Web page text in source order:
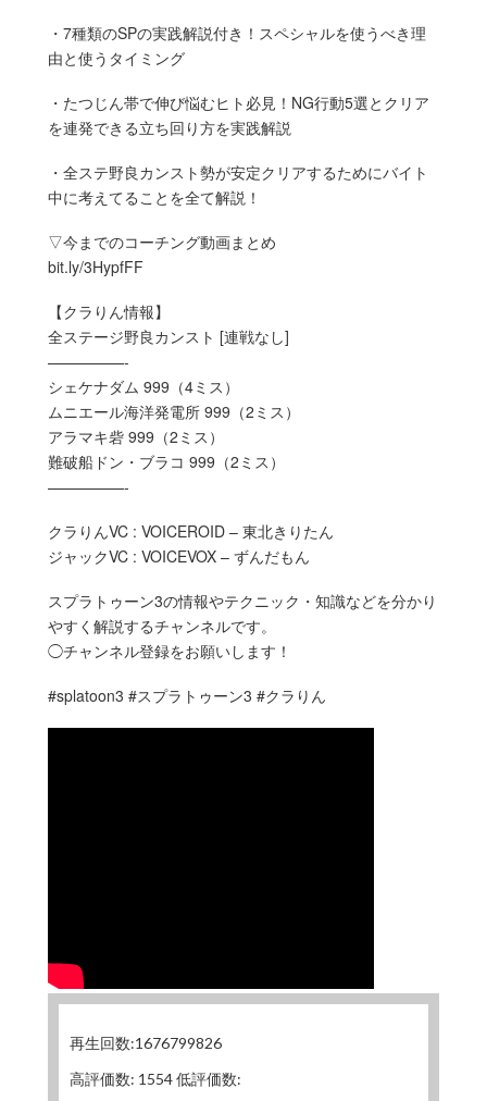
・7種類のSPの実践解説付き！スペシャルを使うべき理
由と使うタイミング
・たつじん帯で伸び悩むヒト必見！NG行動5選とクリア
を連発できる立ち回り方を実践解説
・全ステ野良カンスト勢が安定クリアするためにバイト
中に考えてることを全て解説！
▽今までのコーチング動画まとめ
bit.ly/3HypfFF
【クラりん情報】
全ステージ野良カンスト [連戦なし]
—————-
シェケナダム 999（4ミス）
ムニエール海洋発電所 999（2ミス）
アラマキ砦 999（2ミス）
難破船ドン・ブラコ 999（2ミス）
—————-
クラりんVC : VOICEROID – 東北きりたん
ジャックVC : VOICEVOX – ずんだもん
スプラトゥーン3の情報やテクニック・知識などを分かり
やすく解説するチャンネルです。
◯チャンネル登録をお願いします！
#splatoon3 #スプラトゥーン3 #クラりん
再生回数:1676799826
高評価数: 1554 低評価数: